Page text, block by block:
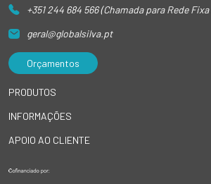
+351 244 684 566 (Chamada para Rede
geral@globalsilva.pt
Orçamentos
PRODUTOS
INFORMAÇÕES
APOIO AO CLIENTE